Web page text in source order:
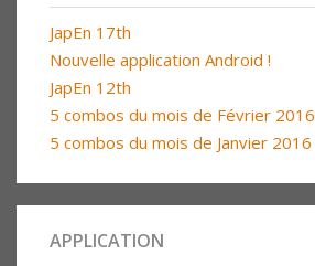
JapEn 17th
Nouvelle application Android !
JapEn 12th
5 combos du mois de Février 2016
5 combos du mois de Janvier 2016
APPLICATION